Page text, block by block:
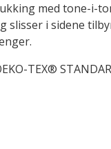
med tone-i-
slisser i sidene
TEX®